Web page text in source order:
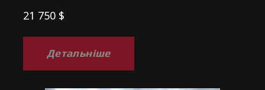
21 750 $
Детальніше